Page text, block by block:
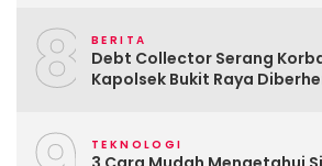
8 BERITA
Debt Collector Serang
Kapolsek Bukit Raya
TEKNOLOGI